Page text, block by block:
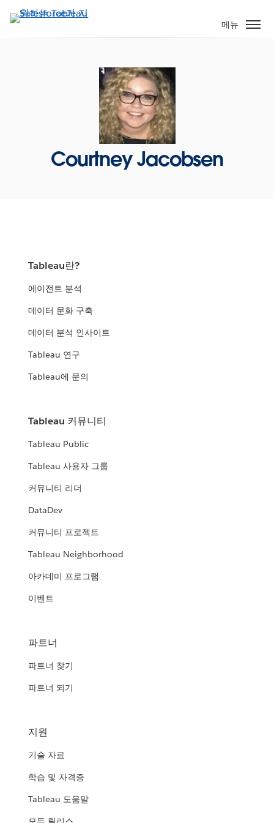
요
메뉴
Courtney Jacobsen
Tableau란?
에이전트 분석
데이터 문화 구축
데이터 분석 인사이트
Tableau 연구
Tableau에 문의
Tableau 커뮤니티
Tableau Public
Tableau 사용자 그룹
커뮤니티 리더
DataDev
커뮤니티 프로젝트
Tableau Neighborhood
아카데미 프로그램
이벤트
파트너
파트너 찾기
파트너 되기
지원
기술 자료
학습 및 자격증
Tableau 도움말